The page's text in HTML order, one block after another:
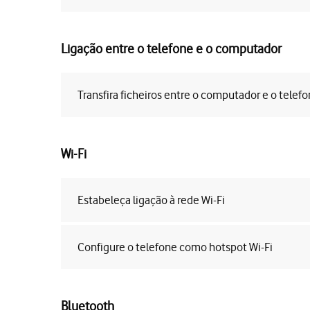
Ligação entre o telefone e o computador
Transfira ficheiros entre o computador e o
Wi-Fi
Estabeleça ligação à rede Wi-Fi
Configure o telefone como hotspot Wi-Fi
Bluetooth